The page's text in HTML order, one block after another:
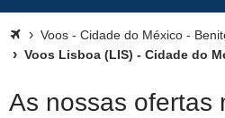
Voos - Cidade do México -
Voos Lisboa (LIS) - Cidade do
As nossas ofertas